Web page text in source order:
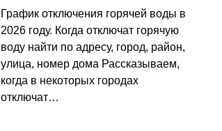
График отключения горячей воды в
2026 году. Когда отключат горячую
воду найти по адресу, город, район,
улица, номер дома Рассказываем,
когда в некоторых городах
отключат…